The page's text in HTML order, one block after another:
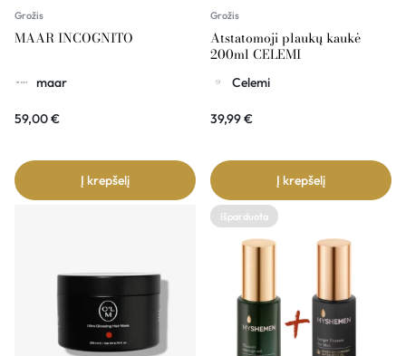
Grožis
MAAR INCOGNITO
maar
59,00€
Į krepšelį
Grožis
Atstatomoji plaukų kaukė
200ml CELEMI
Celemi
39,99€
Į krepšelį
Išparduota